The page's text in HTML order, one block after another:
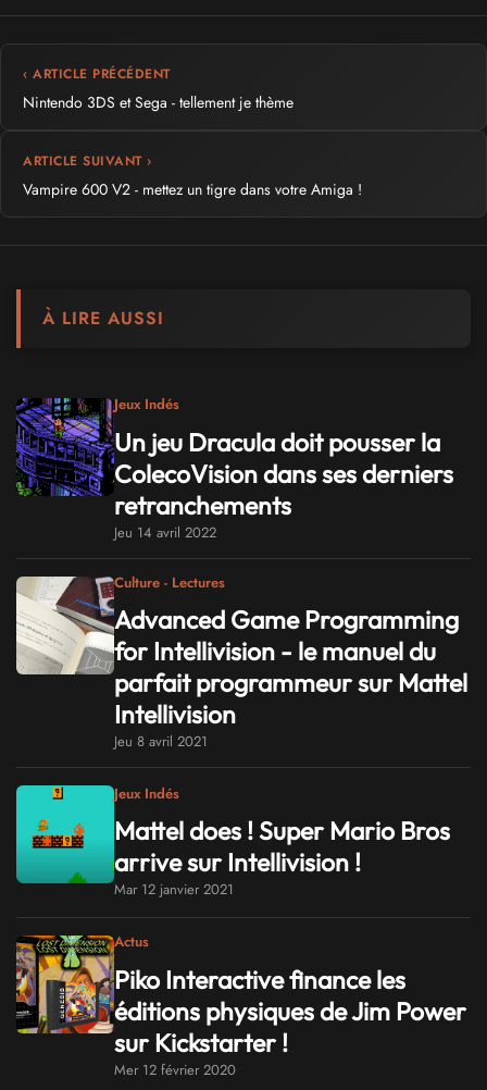
‹ ARTICLE PRÉCÉDENT
Nintendo 3DS et Sega - tellement je thème
ARTICLE SUIVANT ›
Vampire 600 V2 - mettez un tigre dans votre Amiga !
À LIRE AUSSI
Jeux Indés
Un jeu Dracula doit pousser la
ColecoVision dans ses derniers
retranchements
Jeu 14 avril 2022
Culture - Lectures
Advanced Game Programming
for Intellivision - le manuel du
parfait programmeur sur Mattel
Intellivision
Jeu 8 avril 2021
Jeux Indés
Mattel does ! Super Mario Bros
arrive sur Intellivision !
Mar 12 janvier 2021
Actus
Piko Interactive finance les
éditions physiques de Jim Power
sur Kickstarter !
Mer 12 février 2020